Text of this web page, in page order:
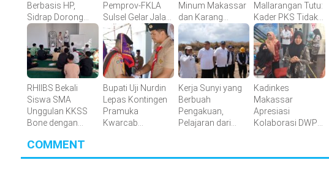
Berbasis HP,
Sidrap Dorong
Inovasi Pertanian
Pemprov-FKLA
Sulsel Gelar Jalan
Sehat Anti Mager
Harmoni
Kemanusiaan
Lintas Agama
Minum Makassar
dan Karang
Taruna Gelar
Donor Darah
Mallarangan Tutu:
Kader PKS Tidak
Dicetak di Hotel,
tetapi Ditempa di
Lapangan
RHIIBS Bekali
Siswa SMA
Unggulan KKSS
Bone dengan
Foundation
Program
Bupati Uji Nurdin
Lepas Kontingen
Pramuka
Kwarcab
Nasional XII
Kerja Sunyi yang
Berbuah
Pengakuan,
Pelajaran dari
Kadinkes
Makassar
Apresiasi
Kolaborasi DWP
Donor Darah
COMMENT